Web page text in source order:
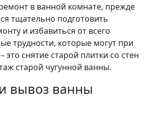
в ванной комнате, прежде
тщательно подготовить
и избавиться от всего
трудности, которые могут при
это снятие старой плитки со стен
старой чугунной ванны.
вывоз ванны